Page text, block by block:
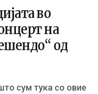
во
на
од
сум тука со овие